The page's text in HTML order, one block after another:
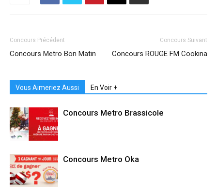
Concours Précédent
Concours Metro Bon Matin
Concours Suivant
Concours ROUGE FM Cookina
Vous Aimeriez Aussi En Voir +
Concours Metro Brassicole
Concours Metro Oka